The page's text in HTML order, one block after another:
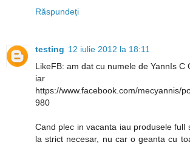
Răspundeți
testing 12 iulie 2012 la 18:11
LikeFB: am dat cu numele de YannIs C
iar
https://www.facebook.com/mecyannis/
980
Cand plec in vacanta iau produsele full
la strict necesar, nu car o geanta cu